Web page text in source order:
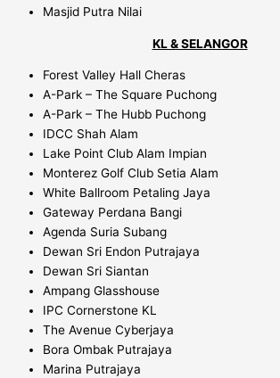
Masjid Putra Nilai
KL & SELANGOR
Forest Valley Hall Cheras
A-Park – The Square Puchong
A-Park – The Hubb Puchong
IDCC Shah Alam
Lake Point Club Alam Impian
Monterez Golf Club Setia Alam
White Ballroom Petaling Jaya
Gateway Perdana Bangi
Agenda Suria Subang
Dewan Sri Endon Putrajaya
Dewan Sri Siantan
Ampang Glasshouse
IPC Cornerstone KL
The Avenue Cyberjaya
Bora Ombak Putrajaya
Marina Putrajaya